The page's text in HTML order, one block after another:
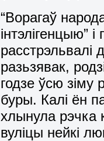
“Ворагаў
інтэлігенцыю”
расстрэльвалі
разьзявак,
годзе ўсю зіму
буры. Калі ён
хлынула рэчка
вуліцы нейкі